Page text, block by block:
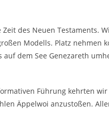
des Neuen Testaments.
Modells. Platz
dem See Genezareth
Führung kehrten
Äppelwoi anzustoßen.